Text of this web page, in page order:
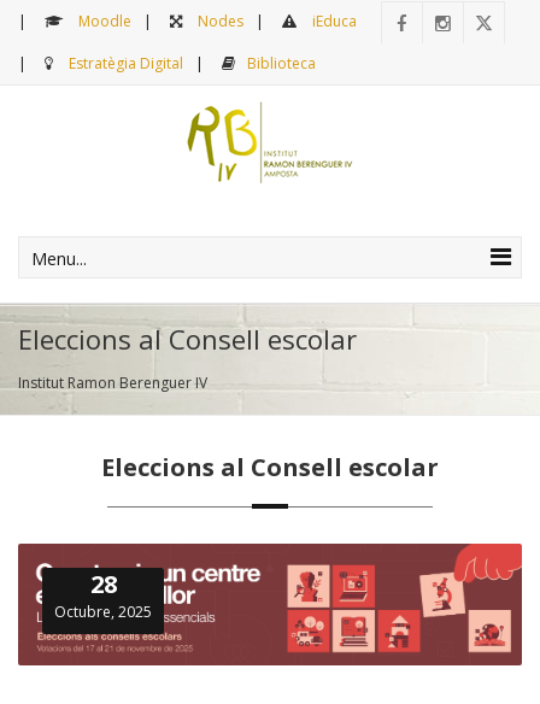
Moodle Nodes iEduca
Estratègia Digital Biblioteca
Menu...
Eleccions al Consell escolar
Institut Ramon Berenguer IV
Eleccions al Consell escolar
28
Octubre, 2025